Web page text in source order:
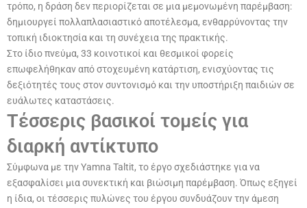
τρόπο, η δράση δεν περιορίζεται σε μια μεμονωμένη παρέμβαση:
δημιουργεί πολλαπλασιαστικό αποτέλεσμα, ενθαρρύνοντας την
τοπική ιδιοκτησία και τη συνέχεια της πρακτικής.
Στο ίδιο πνεύμα, 33 κοινοτικοί και θεσμικοί φορείς
επωφελήθηκαν από στοχευμένη κατάρτιση, ενισχύοντας τις
δεξιότητές τους στον συντονισμό και την υποστήριξη παιδιών σε
ευάλωτες καταστάσεις.
Τέσσερις βασικοί τομείς για
διαρκή αντίκτυπο
Σύμφωνα με την Yamna Taltit, το έργο σχεδιάστηκε για να
εξασφαλίσει μια συνεκτική και βιώσιμη παρέμβαση. Όπως εξηγεί
η ίδια, οι τέσσερις πυλώνες του έργου συνδυάζουν την άμεση